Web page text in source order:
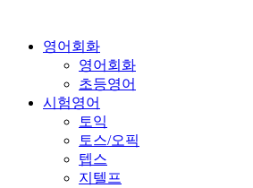
영어회화
영어회화
초등영어
시험영어
토익
토스/오픽
텝스
지텔프